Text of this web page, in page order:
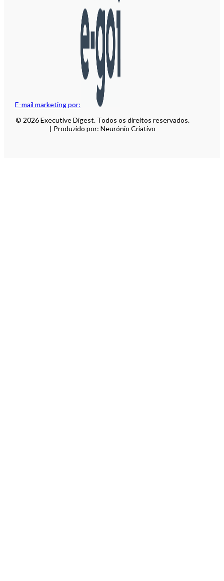
E-mail marketing por:
© 2026 Executive Digest. Todos os direitos reservados.
| Produzido por: Neurónio Criativo